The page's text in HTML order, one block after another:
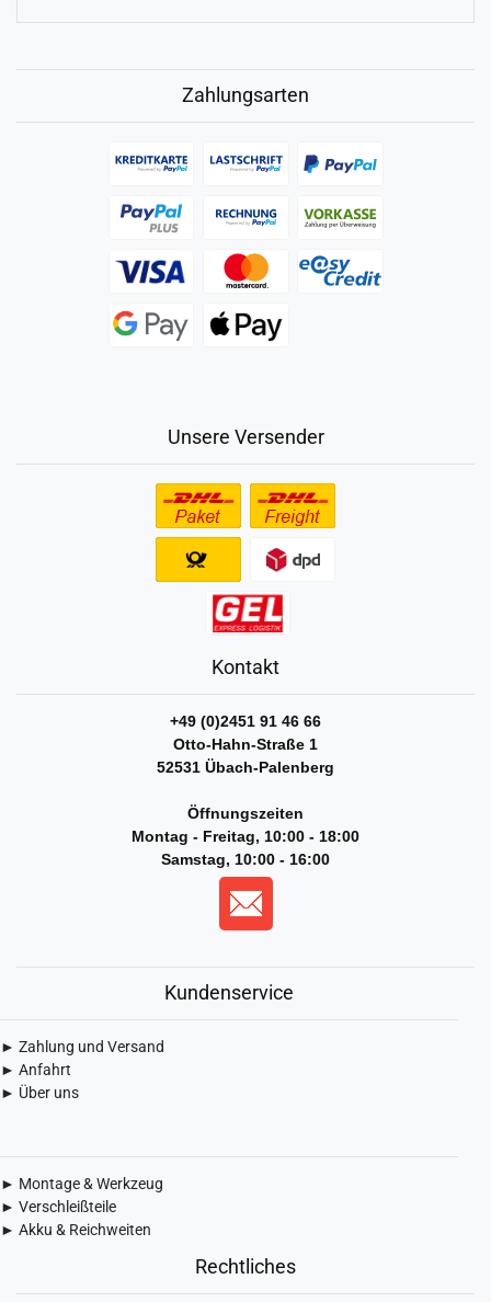
Zahlungsarten
Unsere Versender
Kontakt
+49 (0)2451 91 46 66
Otto-Hahn-Straße 1
52531 Übach-Palenberg
Öffnungszeiten
Montag - Freitag, 10:00 - 18:00
Samstag, 10:00 - 16:00
Kundenservice
► Zahlung und Versand
► Anfahrt
► Über uns
► Montage & Werkzeug
► Verschleißteile
► Akku & Reichweiten
Rechtliches